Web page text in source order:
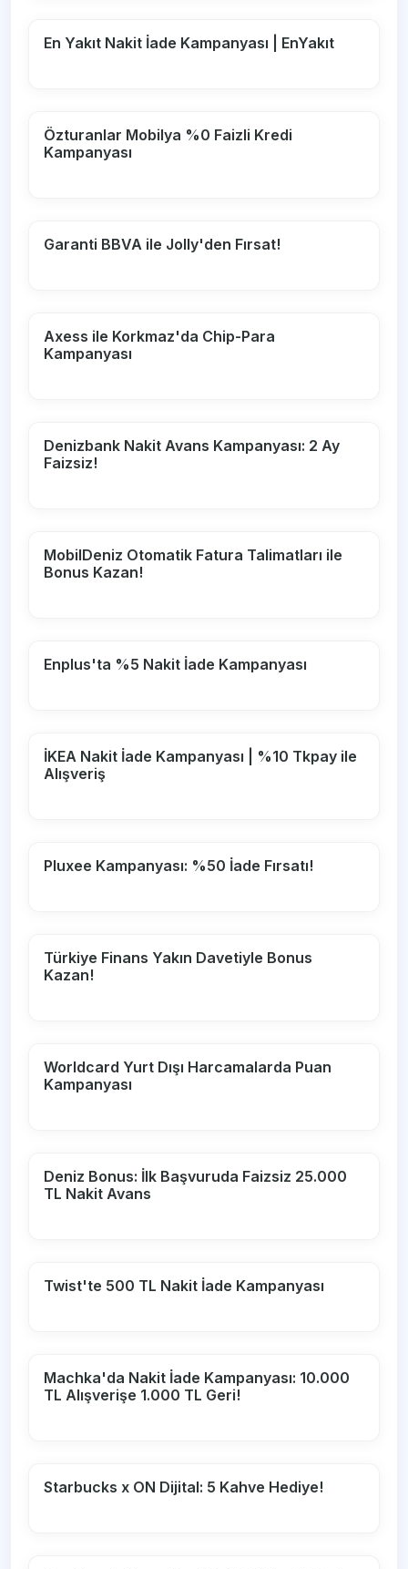
En Yakıt Nakit İade Kampanyası | EnYakıt
Özturanlar Mobilya %0 Faizli Kredi
Kampanyası
Garanti BBVA ile Jolly'den Fırsat!
Axess ile Korkmaz'da Chip-Para
Kampanyası
Denizbank Nakit Avans Kampanyası: 2 Ay
Faizsiz!
MobilDeniz Otomatik Fatura Talimatları ile
Bonus Kazan!
Enplus'ta %5 Nakit İade Kampanyası
İKEA Nakit İade Kampanyası | %10 Tkpay ile
Alışveriş
Pluxee Kampanyası: %50 İade Fırsatı!
Türkiye Finans Yakın Davetiyle Bonus
Kazan!
Worldcard Yurt Dışı Harcamalarda Puan
Kampanyası
Deniz Bonus: İlk Başvuruda Faizsiz 25.000
TL Nakit Avans
Twist'te 500 TL Nakit İade Kampanyası
Machka'da Nakit İade Kampanyası: 10.000
TL Alışverişe 1.000 TL Geri!
Starbucks x ON Dijital: 5 Kahve Hediye!